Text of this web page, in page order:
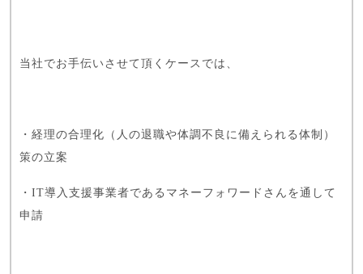
当社でお手伝いさせて頂くケースでは、
・経理の合理化（人の退職や体調不良に備えられる体制）
策の立案
・IT導入支援事業者であるマネーフォワードさんを通して
申請